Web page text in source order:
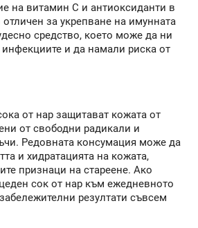
на витамин C и антиоксиданти в
за укрепване на имунната
средство, което може да ни
и да намали риска от
от нар защитават кожата от
от свободни радикали и
Редовната консумация може да
и хидратацията на кожата,
признаци на стареене. Ако
сок от нар към ежедневното
резултати съвсем